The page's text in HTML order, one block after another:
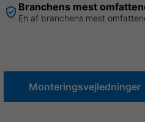
Branchens mest
En af branchens mest
Monteringsvejledninger